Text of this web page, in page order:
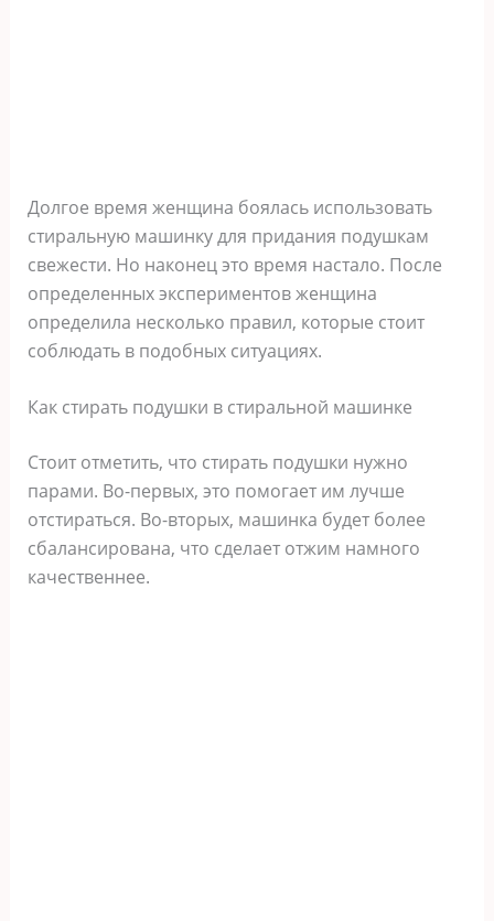
Долгое время женщина боялась использовать
стиральную машинку для придания подушкам
свежести. Но наконец это время настало. После
определенных экспериментов женщина
определила несколько правил, которые стоит
соблюдать в подобных ситуациях.
Как стирать подушки в стиральной машинке
Стоит отметить, что стирать подушки нужно
парами. Во-первых, это помогает им лучше
отстираться. Во-вторых, машинка будет более
сбалансирована, что сделает отжим намного
качественнее.